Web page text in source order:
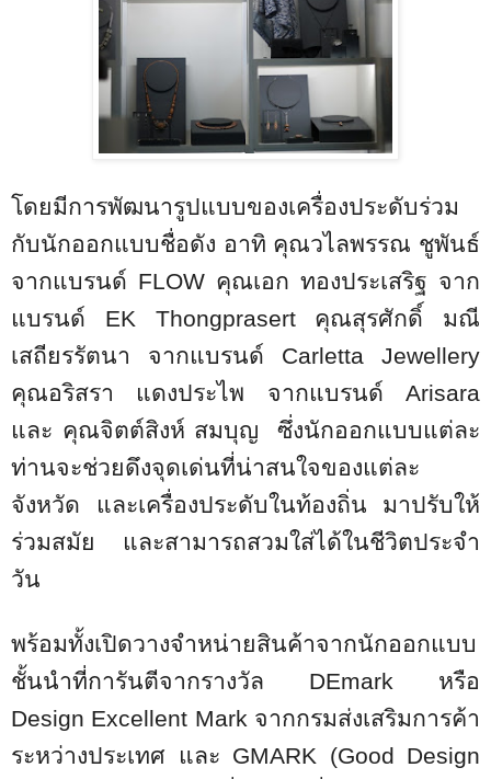
โดยมีการพัฒนารูปแบบของเครื่องประดับร่วม
กับนักออกแบบชื่อดัง อาทิ คุณวไลพรรณ ชูพันธ์
จากแบรนด์ FLOW คุณเอก ทองประเสริฐ จาก
แบรนด์ EK Thongprasert คุณสุรศักดิ์ มณี
เสถียรรัตนา จากแบรนด์ Carletta Jewellery
คุณอริสรา แดงประไพ จากแบรนด์ Arisara
และ คุณจิตต์สิงห์ สมบุญ ซึ่งนักออกแบบแต่ละ
ท่านจะช่วยดึงจุดเด่นที่น่าสนใจของแต่ละ
จังหวัด และเครื่องประดับในท้องถิ่น มาปรับให้
ร่วมสมัย และสามารถสวมใส่ได้ในชีวิตประจำ
วัน
พร้อมทั้งเปิดวางจำหน่ายสินค้าจากนักออกแบบ
ชั้นนำที่การันตีจากรางวัล DEmark หรือ
Design Excellent Mark จากกรมส่งเสริมการค้า
ระหว่างประเทศ และ GMARK (Good Design